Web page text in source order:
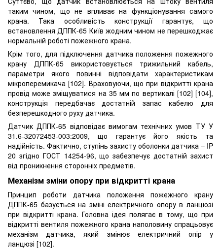
таким чином, що не впливає на функціонування самого
крана. Така особливість конструкції гарантує, що
встановлення ДППК-65 Київ жодним чином не перешкоджає
нормальній роботі пожежного крана.
Крім того, для підключення датчика положення пожежного
крану ДППК-65 використовується трижильний кабель,
параметри якого повинні відповідати характеристикам
мікроперемикача [102]. Враховуючи, що при відкритті крана
провід може зміщуватися на 35 мм по вертикалі [102] [104],
конструкція передбачає достатній запас кабелю для
безперешкодного руху датчика.
Датчик ДППК-65 відповідає вимогам технічних умов ТУ У
31.6-32072453-003:2009, що гарантує його якість та
надійність. Фактично, ступінь захисту оболонки датчика – IP
20 згідно ГОСТ 14254-96, що забезпечує достатній захист
від проникнення сторонніх предметів.
Механізм зміни опору при відкритті крана
Принцип роботи датчика положення пожежного крану
ДППК-65 базується на зміні електричного опору в ланцюзі
при відкритті крана. Головна ідея полягає в тому, що при
відкритті вентиля пожежного крана наполовину спрацьовує
механізм датчика, який змінює електричний опір у
ланцюзі [102].